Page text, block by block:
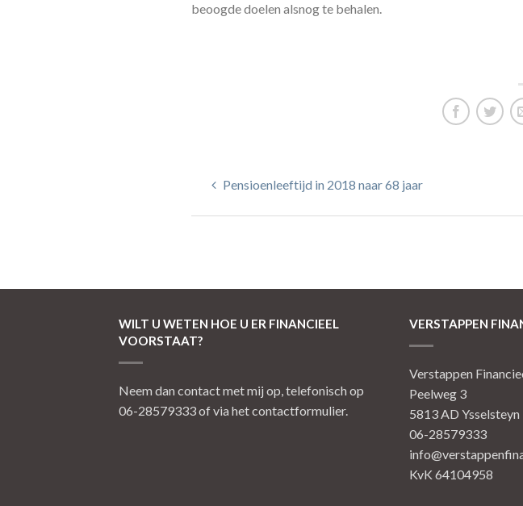
beoogde doelen alsnog te behalen.
Pensioenleeftijd in 2018 naar 68 jaar
WILT U WETEN HOE U ER FINANCIEEL
VOORSTAAT?
Neem dan contact met mij op, telefonisch op
06-28579333 of via het contactformulier.
VERSTAPPEN
Verstappen
Peelweg 3
5813 AD Ysselsteyn
06-28579333
KvK 64104958